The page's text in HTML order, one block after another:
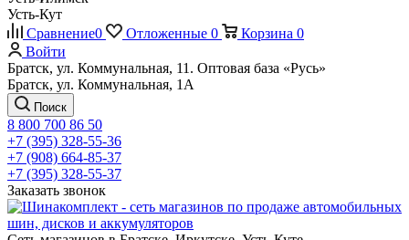
Усть-Кут
Сравнение0 Отложенные 0 Корзина 0
Войти
Братск, ул. Коммунальная, 11. Оптовая база «Русь»
Братск, ул. Коммунальная, 1А
Поиск
8 800 700 86 50
+7 (395) 328-55-36
+7 (908) 664-85-37
+7 (395) 328-55-37
Заказать звонок